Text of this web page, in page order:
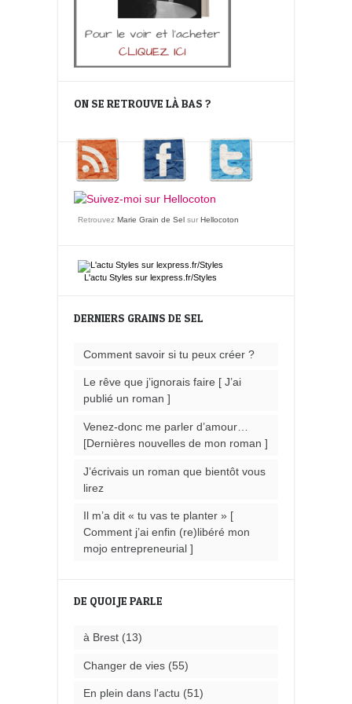
ON SE RETROUVE LÀ BAS ?
Retrouvez Marie Grain de Sel sur Hellocoton
L'actu Styles sur lexpress.fr/Styles
DERNIERS GRAINS DE SEL
Comment savoir si tu peux créer ?
Le rêve que j’ignorais faire [ J’ai
publié un roman ]
Venez-donc me parler d’amour…
[Dernières nouvelles de mon roman ]
J’écrivais un roman que bientôt vous
lirez
Il m’a dit « tu vas te planter » [
Comment j’ai enfin (re)libéré mon
mojo entrepreneurial ]
DE QUOI JE PARLE
à Brest(13)
Changer de vies(55)
En plein dans l'actu (51)